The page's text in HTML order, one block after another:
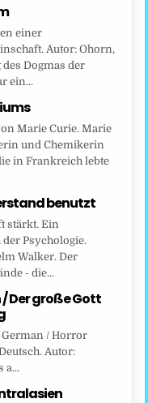
einer
Autor: Ohorn,
Dogmas der
ein...
Marie Curie. Marie
und Chemikerin
in Frankreich lebte
benutzt
stärkt. Ein
Psychologie.
Walker. Der
- die...
Der große Gott
/ Horror
Autor:
a...